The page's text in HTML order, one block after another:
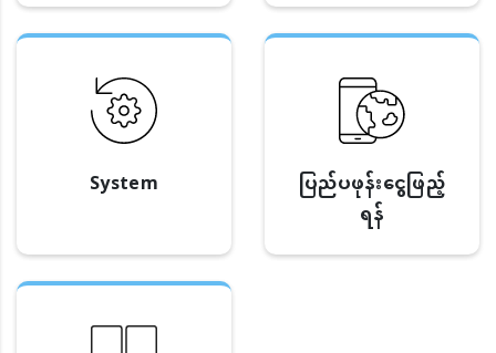
System
ပြည်ပဖုန်းငွေဖြည့်
ရန်